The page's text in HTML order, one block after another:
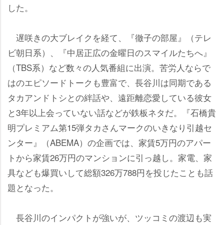
した。
遅咲きの大ブレイクを経て、『徹子の部屋』（テレ
ビ朝日系）、『中居正広の金曜日のスマイルたちへ』
（TBS系）など数々の人気番組に出演。苦労人ならで
はのエピソードトークも豊富で、長谷川は同期である
タカアンドトシとの絆話や、遠距離恋愛している彼女
と3年以上会っていない話などが鉄板ネタだ。『石橋貴
明プレミアム第15弾タカさんマークのいきなり引越セ
ンター』（ABEMA）の企画では、家賃5万円のアパー
トから家賃26万円のマンションに引っ越し。家電、家
具なども爆買いして総額326万788円を投じたことも話
題となった。
長谷川のインパクトが強いが、ツッコミの渡辺も実